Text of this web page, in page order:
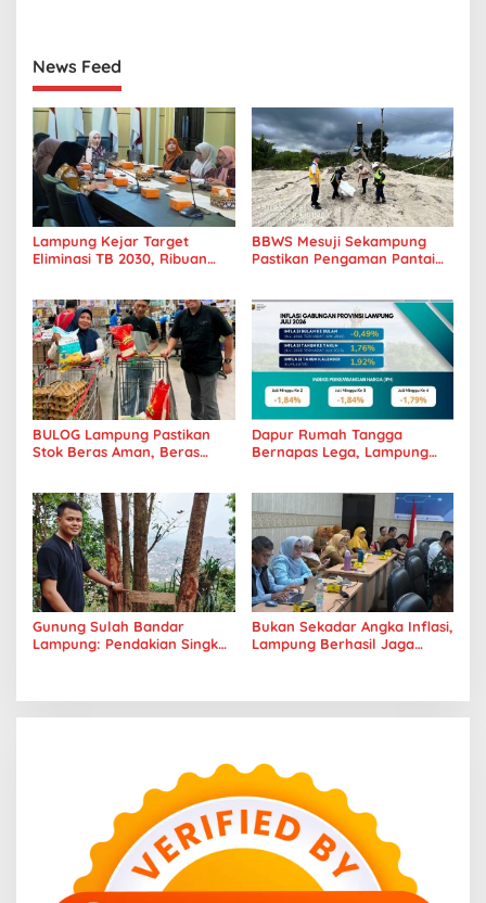
News Feed
Lampung Kejar Target
Eliminasi TB 2030, Ribuan
BBWS Mesuji Sekampung
Pastikan Pengaman Pantai
BULOG Lampung Pastikan
Stok Beras Aman, Beras
Dapur Rumah Tangga
Bernapas Lega, Lampung
Gunung Sulah Bandar
Lampung: Pendakian Singkat
Bukan Sekadar Angka Inflasi,
Lampung Berhasil Jaga